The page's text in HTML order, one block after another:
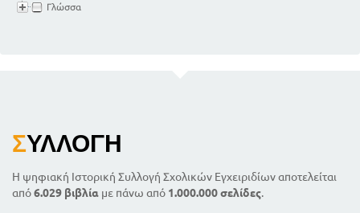
Γλώσσα
ΣΥΛΛΟΓΉ
Η ψηφιακή Ιστορική Συλλογή Σχολικών Εγχειριδίων αποτελείται
από6.029 βιβλία με πάνω από 1.000.000 σελίδες.